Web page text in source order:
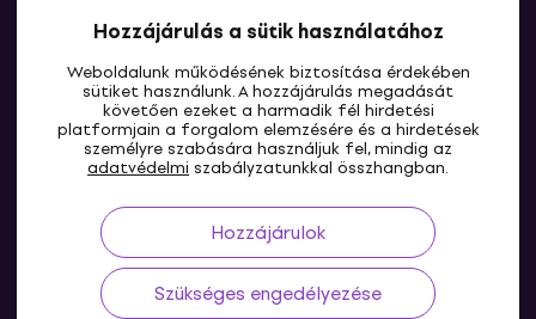
Hozzájárulás a sütik használatához
Weboldalunk működésének biztosítása érdekében
sütiket használunk. A hozzájárulás megadását
követően ezeket a harmadik fél hirdetési
platformjain a forgalom elemzésére és a hirdetések
személyre szabására használjuk fel, mindig az
adatvédelmi szabályzatunkkal összhangban.
Hozzájárulok
Szükséges engedélyezése
HU